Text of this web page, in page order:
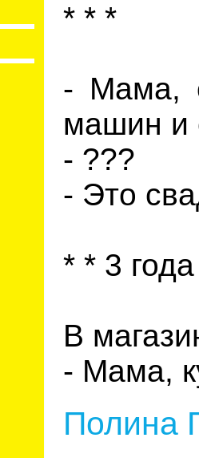
* * *
- Мама,
машин и
- ???
- Это
* * 3
В
- Мама,
Полина